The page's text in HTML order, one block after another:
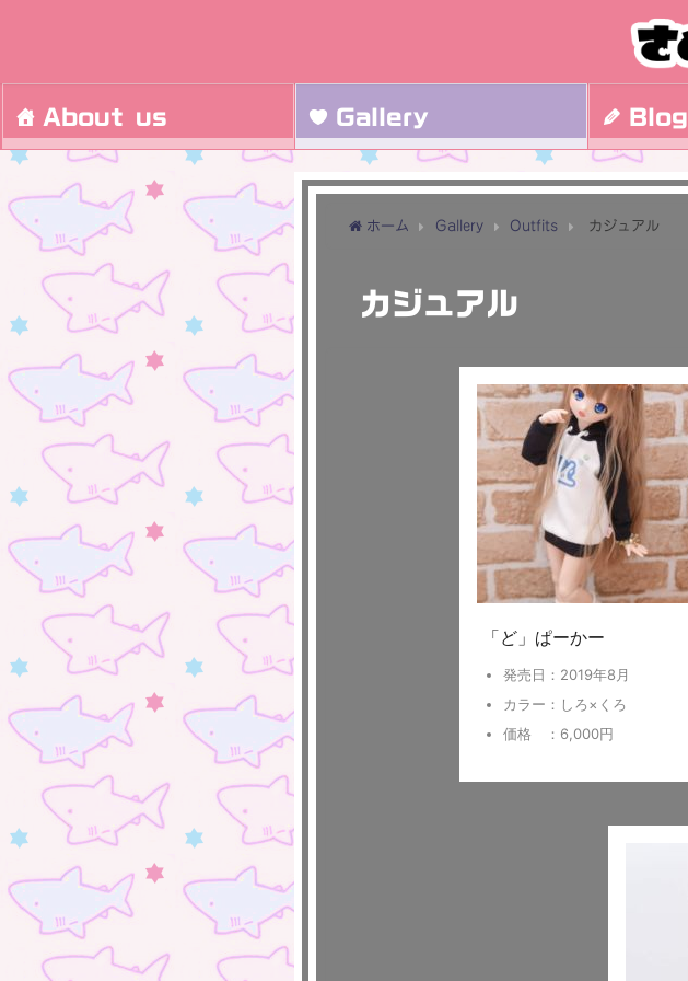
About us Gallery Blog
ホーム Gallery Outfits カジュアル
カジュアル
「ど」ぱーかー
発売日：2019年8月
カラー：しろ×くろ
価格 ：6,000円